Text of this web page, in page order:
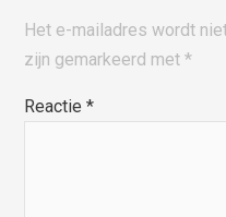
Het e-mailadres wordt
zijn gemarkeerd met*
Reactie*